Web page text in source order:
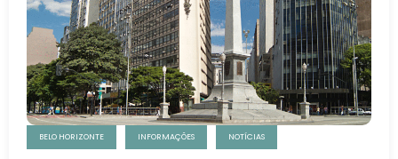
BELO HORIZONTE INFORMAÇÕES NOTÍCIAS